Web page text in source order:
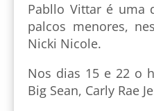
Pabllo Vittar é uma
palcos menores,
Nicki Nicole.
Nos dias 15 e 22 o
Big Sean, Carly Rae